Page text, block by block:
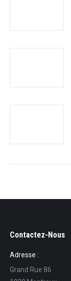
Contactez-Nous
Adresse :
Grand Rue 86